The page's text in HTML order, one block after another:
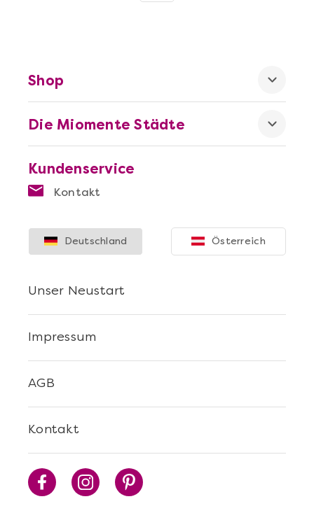
Mehr anzeigen
Stuttgart erschmecken
Kundenservice
Kontakt
Die Miomente Städte
Shop
Kontakt
AGB
Impressum
Unser Neustart
Deutschland Österreich